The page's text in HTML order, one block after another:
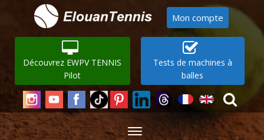
Mon compte
Découvrez EWPV TENNIS
Pilot
Tests de machines à
balles